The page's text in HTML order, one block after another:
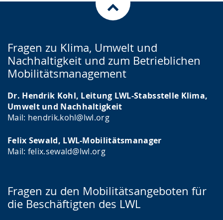
Fragen zu Klima, Umwelt und
Nachhaltigkeit und zum Betrieblichen
Mobilitätsmanagement
Dr. Hendrik Kohl, Leitung LWL-Stabsstelle Klima,
Umwelt und Nachhaltigkeit
Mail: hendrik.kohl@lwl.org
Felix Sewald, LWL-Mobilitätsmanager
Mail: felix.sewald@lwl.org
Fragen zu den Mobilitätsangeboten für
die Beschäftigten des LWL